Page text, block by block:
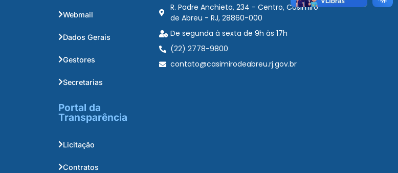
Webmail
Dados Gerais
Gestores
Secretarias
Portal da
Transparência
Licitação
Contratos
R. Padre Anchieta, 234 - Centro, Casimiro
de Abreu - RJ, 28860-000
De segunda à sexta de 9h às 17h
(22) 2778-9800
contato@casimirodeabreu.rj.gov.br